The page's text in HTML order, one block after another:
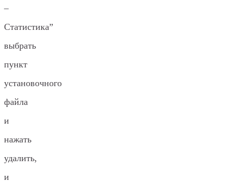
–
Статистика”
выбрать
пункт
установочного
файла
и
нажать
удалить,
и